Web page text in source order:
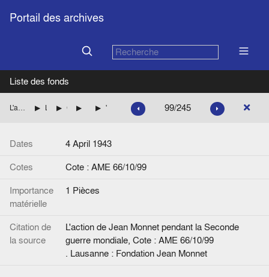
Portail des archives
Liste des fonds
L'action de Jean Monnet pendant la Seconde guerre mondiale La mission de Jean Monnet à Washington pour le compte des autorités françaises Coupures de presse relatives à la période de la guerre Les questions françaises dans la presse américaine
99/245
Dates
4 April 1943
Cotes
Cote : AME 66/10/99
Importance
matérielle
1 Pièces
Citation de
la source
L'action de Jean Monnet pendant la Seconde
guerre mondiale, Cote : AME 66/10/99
. Lausanne : Fondation Jean Monnet